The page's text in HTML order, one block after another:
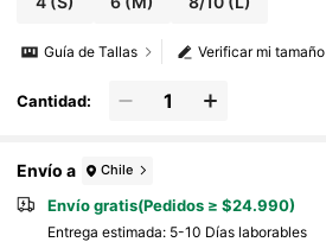
Verificar mi tamaño
Guía de Tallas
Cantidad:
Envío a Chile
Envío gratis(Pedidos ≥ $24.990)
Entrega estimada: 5-10 Días laborables